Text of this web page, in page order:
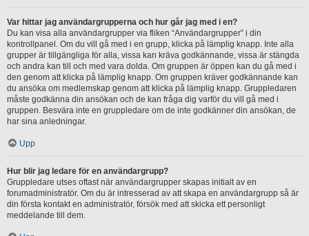
Var hittar jag användargrupperna och hur går jag med i en?
Du kan visa alla användargrupper via fliken “Användargrupper” i din
kontrollpanel. Om du vill gå med i en grupp, klicka på lämplig knapp. Inte alla
grupper är tillgängliga för alla, vissa kan kräva godkännande, vissa är stängda
och andra kan till och med vara dolda. Om gruppen är öppen kan du gå med i
den genom att klicka på lämplig knapp. Om gruppen kräver godkännande kan
du ansöka om medlemskap genom att klicka på lämplig knapp. Gruppledaren
måste godkänna din ansökan och de kan fråga dig varför du vill gå med i
gruppen. Besvära inte en gruppledare om de inte godkänner din ansökan, de
har sina anledningar.
Upp
Hur blir jag ledare för en användargrupp?
Gruppledare utses oftast när användargrupper skapas initialt av en
forumadministratör. Om du är intresserad av att skapa en användargrupp så är
din första kontakt en administratör, försök med att skicka ett personligt
meddelande till dem.